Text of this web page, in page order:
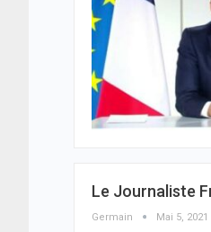
Le Journaliste
Germain Mai 5, 2021